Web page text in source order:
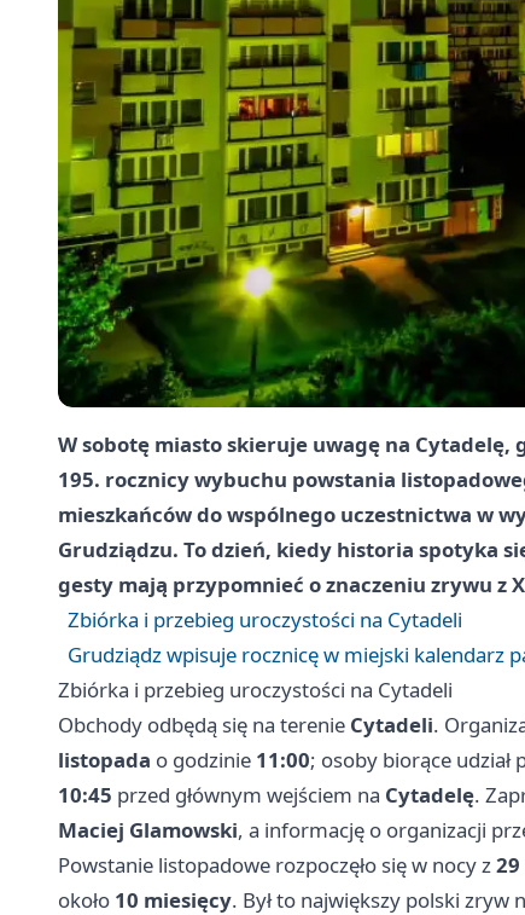
W sobotę miasto skieruje uwagę na
195. rocznicywybuchu powstania
mieszkańców do wspólnego uczestnictwa w
Grudziądzu. To dzień, kiedy historia spotyka
gesty mają przypomnieć o znaczeniu zrywu z
Zbiórka i przebieg uroczystości na Cytadeli
Grudziądz wpisuje rocznicę w miejski kalendarz
Zbiórka i przebieg uroczystości na Cytadeli
Obchody odbędą się na terenie Cytadeli.
listopada o godzinie 11:00; osoby biorące
10:45 przed głównym wejściem na Cytadelę.
Maciej Glamowski, a informację o organizacji
Powstanie listopadowe rozpoczęło się w nocy z
około 10 miesięcy. Był to największy polski